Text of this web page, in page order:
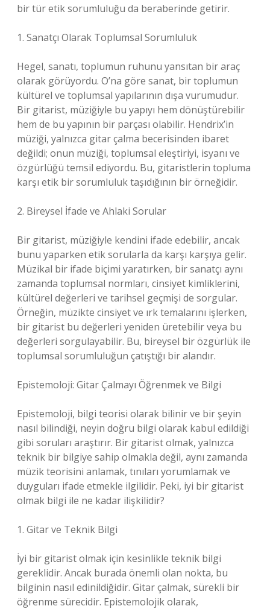
bir tür etik sorumluluğu da beraberinde getirir.
1. Sanatçı Olarak Toplumsal Sorumluluk
Hegel, sanatı, toplumun ruhunu yansıtan bir araç
olarak görüyordu. O’na göre sanat, bir toplumun
kültürel ve toplumsal yapılarının dışa vurumudur.
Bir gitarist, müziğiyle bu yapıyı hem dönüştürebilir
hem de bu yapının bir parçası olabilir. Hendrix’in
müziği, yalnızca gitar çalma becerisinden ibaret
değildi; onun müziği, toplumsal eleştiriyi, isyanı ve
özgürlüğü temsil ediyordu. Bu, gitaristlerin topluma
karşı etik bir sorumluluk taşıdığının bir örneğidir.
2. Bireysel İfade ve Ahlaki Sorular
Bir gitarist, müziğiyle kendini ifade edebilir, ancak
bunu yaparken etik sorularla da karşı karşıya gelir.
Müzikal bir ifade biçimi yaratırken, bir sanatçı aynı
zamanda toplumsal normları, cinsiyet kimliklerini,
kültürel değerleri ve tarihsel geçmişi de sorgular.
Örneğin, müzikte cinsiyet ve ırk temalarını işlerken,
bir gitarist bu değerleri yeniden üretebilir veya bu
değerleri sorgulayabilir. Bu, bireysel bir özgürlük ile
toplumsal sorumluluğun çatıştığı bir alandır.
Epistemoloji: Gitar Çalmayı Öğrenmek ve Bilgi
Epistemoloji, bilgi teorisi olarak bilinir ve bir şeyin
nasıl bilindiği, neyin doğru bilgi olarak kabul edildiği
gibi soruları araştırır. Bir gitarist olmak, yalnızca
teknik bir bilgiye sahip olmakla değil, aynı zamanda
müzik teorisini anlamak, tınıları yorumlamak ve
duyguları ifade etmekle ilgilidir. Peki, iyi bir gitarist
olmak bilgi ile ne kadar ilişkilidir?
1. Gitar ve Teknik Bilgi
İyi bir gitarist olmak için kesinlikle teknik bilgi
gereklidir. Ancak burada önemli olan nokta, bu
bilginin nasıl edinildiğidir. Gitar çalmak, sürekli bir
öğrenme sürecidir. Epistemolojik olarak,